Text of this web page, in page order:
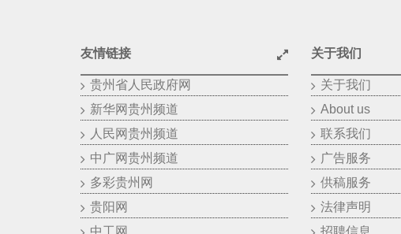
友情链接
贵州省人民政府网
新华网贵州频道
人民网贵州频道
中广网贵州频道
多彩贵州网
贵阳网
中工网
关于我们
关于我们
About us
联系我们
广告服务
供稿服务
法律声明
招聘信息